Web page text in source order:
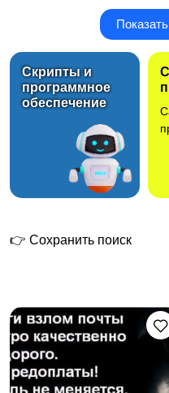
Грузчики, складские
услуги
Ремонт и отделка
Красота
Скрипты и
программное
обеспечение
👉 Сохранить поиск